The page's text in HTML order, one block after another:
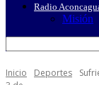
Radio
Misión
Inicio Deportes